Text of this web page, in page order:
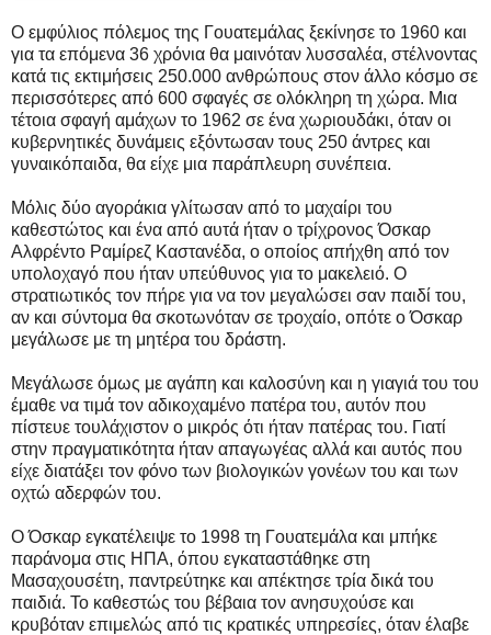
Ο εμφύλιος πόλεμος της Γουατεμάλας ξεκίνησε το 1960 και
για τα επόμενα 36 χρόνια θα μαινόταν λυσσαλέα, στέλνοντας
κατά τις εκτιμήσεις 250.000 ανθρώπους στον άλλο κόσμο σε
περισσότερες από 600 σφαγές σε ολόκληρη τη χώρα. Μια
τέτοια σφαγή αμάχων το 1962 σε ένα χωριουδάκι, όταν οι
κυβερνητικές δυνάμεις εξόντωσαν τους 250 άντρες και
γυναικόπαιδα, θα είχε μια παράπλευρη συνέπεια.
Μόλις δύο αγοράκια γλίτωσαν από το μαχαίρι του
καθεστώτος και ένα από αυτά ήταν ο τρίχρονος Όσκαρ
Αλφρέντο Ραμίρεζ Καστανέδα, ο οποίος απήχθη από τον
υπολοχαγό που ήταν υπεύθυνος για το μακελειό. Ο
στρατιωτικός τον πήρε για να τον μεγαλώσει σαν παιδί του,
αν και σύντομα θα σκοτωνόταν σε τροχαίο, οπότε ο Όσκαρ
μεγάλωσε με τη μητέρα του δράστη.
Μεγάλωσε όμως με αγάπη και καλοσύνη και η γιαγιά του του
έμαθε να τιμά τον αδικοχαμένο πατέρα του, αυτόν που
πίστευε τουλάχιστον ο μικρός ότι ήταν πατέρας του. Γιατί
στην πραγματικότητα ήταν απαγωγέας αλλά και αυτός που
είχε διατάξει τον φόνο των βιολογικών γονέων του και των
οχτώ αδερφών του.
Ο Όσκαρ εγκατέλειψε το 1998 τη Γουατεμάλα και μπήκε
παράνομα στις ΗΠΑ, όπου εγκαταστάθηκε στη
Μασαχουσέτη, παντρεύτηκε και απέκτησε τρία δικά του
παιδιά. Το καθεστώς του βέβαια τον ανησυχούσε και
κρυβόταν επιμελώς από τις κρατικές υπηρεσίες, όταν έλαβε